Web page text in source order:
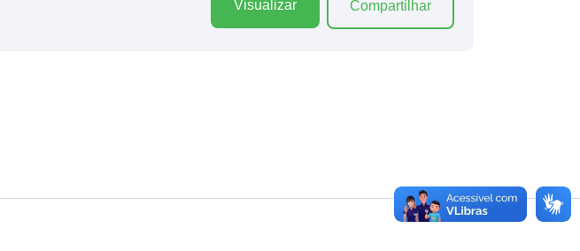
Visualizar Compartilhar